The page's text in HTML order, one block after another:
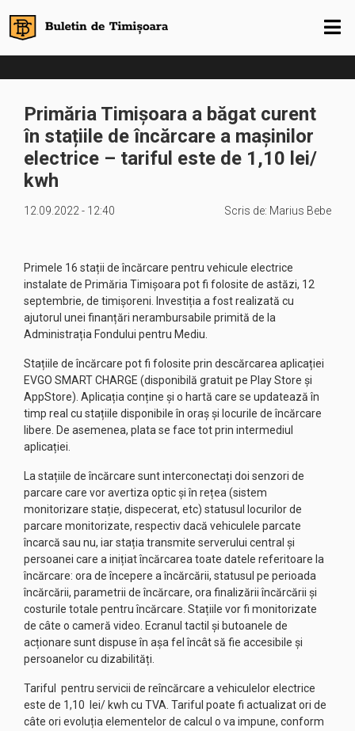
Primăria Timișoara a băgat curent
în stațiile de încărcare a mașinilor
electrice – tariful este de 1,10 lei/
kwh
12.09.2022 - 12:40 Scris de: Marius Bebe
Primele 16 stații de încărcare pentru vehicule electrice
instalate de Primăria Timișoara pot fi folosite de astăzi, 12
septembrie, de timișoreni. Investiția a fost realizată cu
ajutorul unei finanțări nerambursabile primită de la
Administrația Fondului pentru Mediu.
Stațiile de încărcare pot fi folosite prin descărcarea aplicației
EVGO SMART CHARGE (disponibilă gratuit pe Play Store și
AppStore). Aplicația conține și o hartă care se updatează în
timp real cu stațiile disponibile în oraș și locurile de încărcare
libere. De asemenea, plata se face tot prin intermediul
aplicației.
La stațiile de încărcare sunt interconectați doi senzori de
parcare care vor avertiza optic și în rețea (sistem
monitorizare stație, dispecerat, etc) statusul locurilor de
parcare monitorizate, respectiv dacă vehiculele parcate
încarcă sau nu, iar stația transmite serverului central și
persoanei care a inițiat încărcarea toate datele referitoare la
încărcare: ora de începere a încărcării, statusul pe perioada
încărcării, parametrii de încărcare, ora finalizării încărcării și
costurile totale pentru încărcare. Stațiile vor fi monitorizate
de câte o cameră video. Ecranul tactil și butoanele de
acționare sunt dispuse în așa fel încât să fie accesibile și
persoanelor cu dizabilități.
Tariful pentru servicii de reîncărcare a vehiculelor electrice
este de 1,10 lei/ kwh cu TVA. Tariful poate fi actualizat ori de
câte ori evoluția elementelor de calcul o va impune, conform